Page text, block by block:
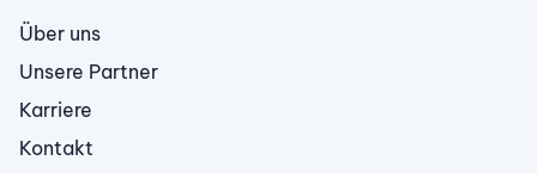
Über uns
Unsere Partner
Karriere
Kontakt